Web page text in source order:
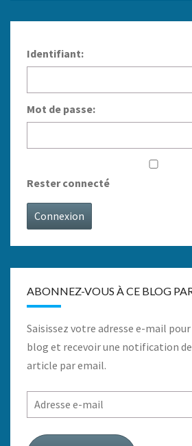
Identifiant:
Mot de passe:
Rester connecté
Connexion
ABONNEZ-VOUS À CE BLOG
Saisissez votre adresse e-mail
blog et recevoir une notification
article par email.
Adresse
e-
mail